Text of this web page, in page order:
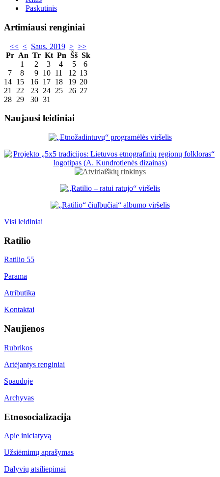
Paskutinis
Artimiausi renginiai
<< < Saus. 2019 > >>
Pr An Tr Kt Pn Šš Sk
1
2 3 4 5
6
7
8 9 10 11 12 13
14 15 16 17 18 19 20
21
22 23 24 25 26 27
28 29 30 31
Naujausi leidiniai
Visi leidiniai
Ratilio
Ratilio 55
Parama
Atributika
Kontaktai
Naujienos
Rubrikos
Artėjantys renginiai
Spaudoje
Archyvas
Etnosocializacija
Apie iniciatyvą
Užsiėmimų aprašymas
Dalyvių atsiliepimai